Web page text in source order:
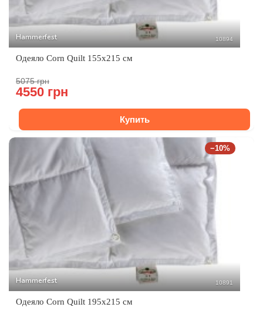
Hammerfest 10894
Одеяло Corn Quilt 155х215 см
5075 грн
4550 грн
Купить
−10%
Hammerfest 10891
Одеяло Corn Quilt 195х215 см